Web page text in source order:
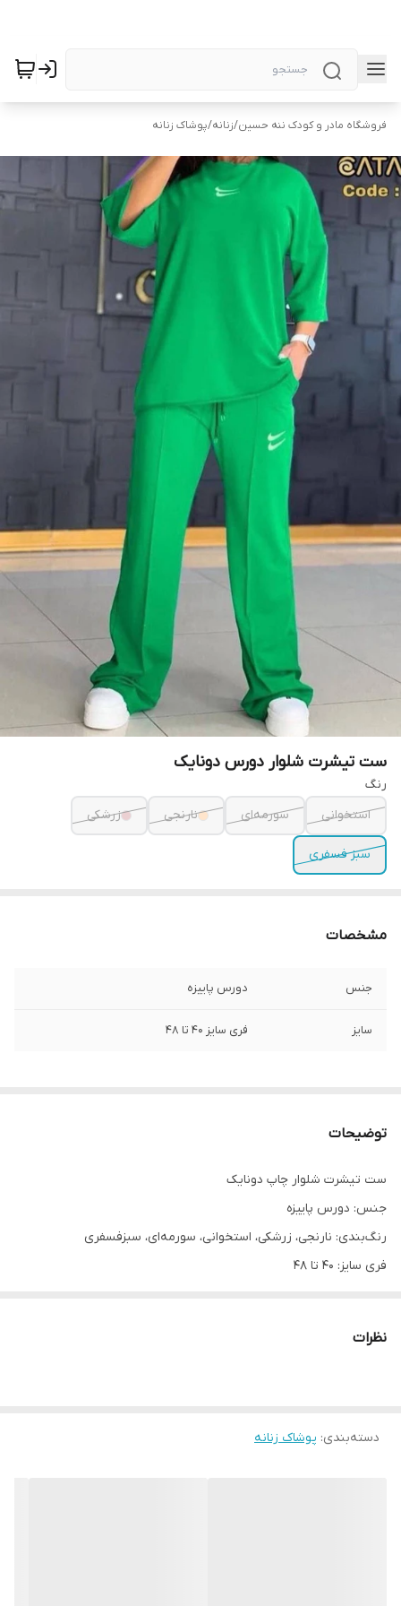
فروشگاه مادر و کودک ننه حسین/زنانه/پوشاک زنانه
ست تیشرت شلوار دورس دونایک
رنگ
استخوانی
سورمه‌ای نارنجی زرشکی
سبز فسفری
مشخصات
جنس دورس پاییزه
سایز فری سایز ۴۰ تا ۴۸
توضیحات
ست تیشرت شلوار چاپ دونایک
جنس: دورس پاییزه
رنگ‌بندی: نارنجی، زرشکی، استخوانی، سورمه‌ای، سبزفسفری
فری سایز: ۴۰ تا ۴۸
نظرات
دسته‌بندی: پوشاک زنانه